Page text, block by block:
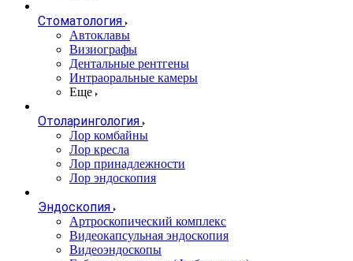
Стоматология
Автоклавы
Визиографы
Дентальные рентгены
Интраоральные камеры
Еще
Отоларингология
Лор комбайны
Лор кресла
Лор принадлежности
Лор эндоскопия
Эндоскопия
Артроскопический комплекс
Видеокапсульная эндоскопия
Видеоэндоскопы